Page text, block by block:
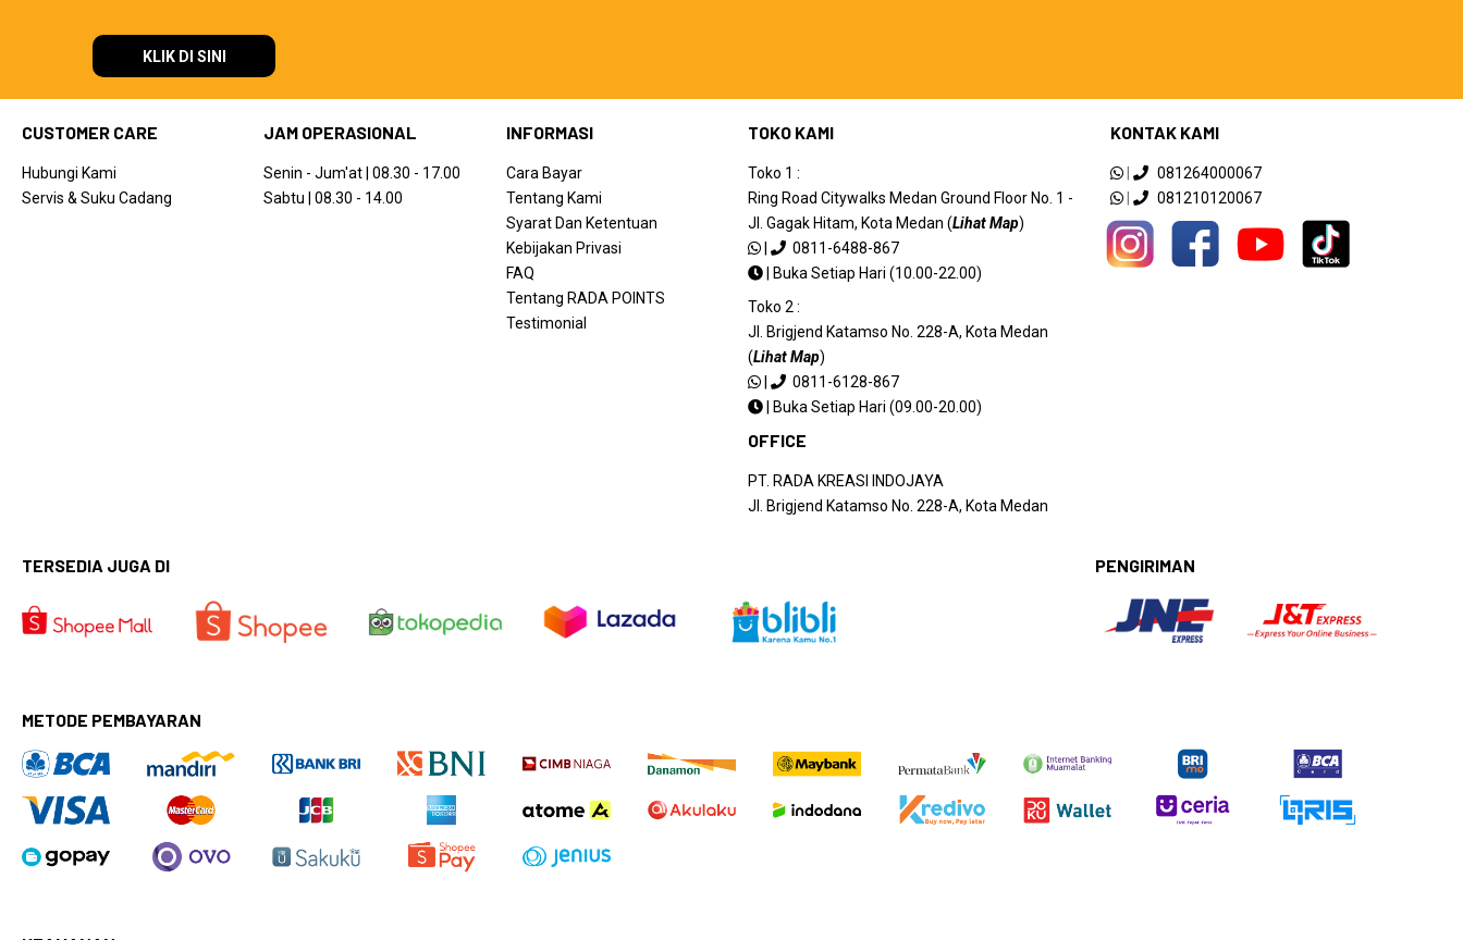
KLIK DI SINI
CUSTOMER CARE
Hubungi Kami
Servis & Suku Cadang
JAM OPERASIONAL
Senin - Jum'at | 08.30 - 17.00
Sabtu | 08.30 - 14.00
INFORMASI
Cara Bayar
Tentang Kami
Syarat Dan Ketentuan
Kebijakan Privasi
FAQ
Tentang RADA POINTS
Testimonial
TOKO KAMI
Toko 1 :
Ring Road Citywalks Medan Ground Floor No. 1 -
Jl. Gagak Hitam, Kota Medan (Lihat Map)
|
0811-6488-867
|
Buka Setiap Hari (10.00-22.00)
Toko 2 :
Jl. Brigjend Katamso No. 228-A, Kota Medan
(Lihat Map)
|
0811-6128-867
|
Buka Setiap Hari (09.00-20.00)
OFFICE
PT. RADA KREASI INDOJAYA
Jl. Brigjend Katamso No. 228-A, Kota Medan
KONTAK KAMI
|
081264000067
|
081210120067
TERSEDIA JUGA DI PENGIRIMAN
METODE PEMBAYARAN